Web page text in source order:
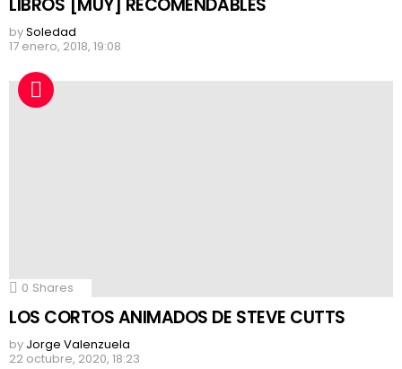
LIBROS [MUY] RECOMENDABLES
bySoledad
17 enero, 2018, 19:08
0 Shares
LOS CORTOS ANIMADOS DE STEVE CUTTS
by Jorge Valenzuela
22 octubre, 2020, 18:23